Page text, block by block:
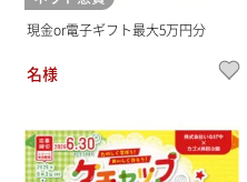
現金or電子ギフト最大5万円分
名様